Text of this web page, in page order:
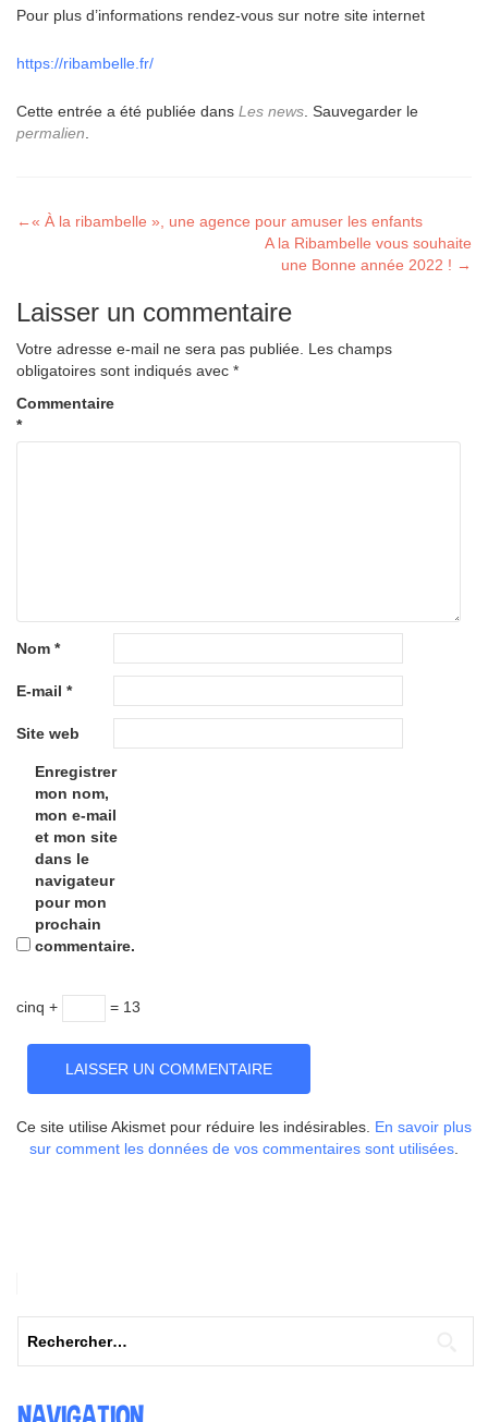
Pour plus d’informations rendez-vous sur notre site internet
https://ribambelle.fr/
Cette entrée a été publiée dans Les news. Sauvegarder le
permalien.
Navigation
l’article
←« À la ribambelle », une agence pour amuser les enfants
A la Ribambelle vous souhaite
une Bonne année 2022 ! →
Laisser un commentaire
Votre adresse e-mail ne sera pas publiée. Les champs
obligatoires sont indiqués avec *
Commentaire
*
Nom *
E-mail *
Site web
Enregistrer
mon nom,
mon e-mail
et mon site
dans le
navigateur
pour mon
prochain
commentaire.
cinq + = 13
Ce site utilise Akismet pour réduire les indésirables. En savoir plus
sur comment les données de vos commentaires sont utilisées.